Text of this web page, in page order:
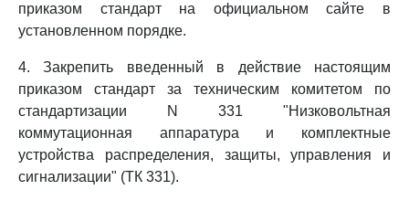
приказом стандарт на официальном сайте в
установленном порядке.
4. Закрепить введенный в действие настоящим
приказом стандарт за техническим комитетом по
стандартизации N 331 "Низковольтная
коммутационная аппаратура и комплектные
устройства распределения, защиты, управления и
сигнализации" (ТК 331).